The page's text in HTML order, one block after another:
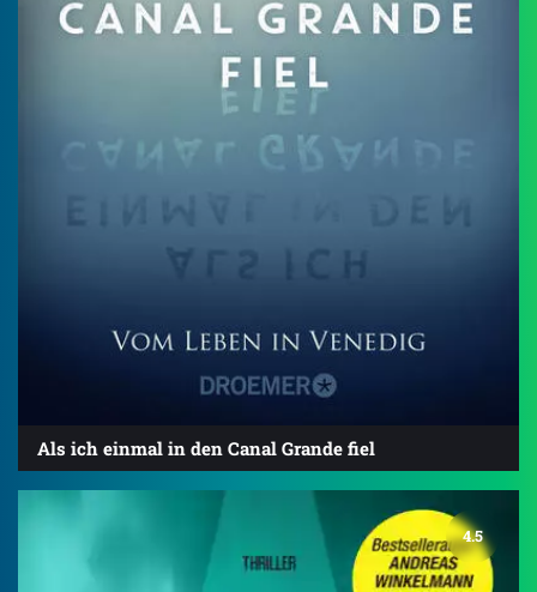
Als ich einmal in den Canal Grande fiel
4.5